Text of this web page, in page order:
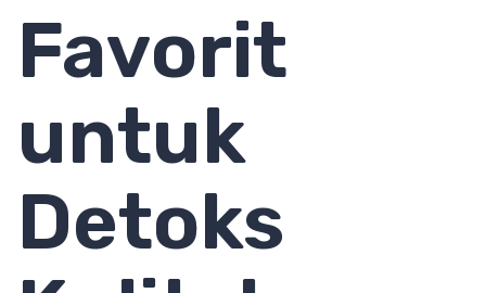
Favorit
untuk
Detoks